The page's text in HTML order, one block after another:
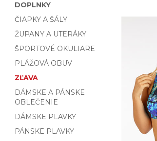
DOPLNKY
ČIAPKY A ŠÁLY
ŽUPANY A UTERÁKY
ŠPORTOVÉ OKULIARE
PLÁŽOVÁ OBUV
ZĽAVA
DÁMSKE A PÁNSKE
OBLEČENIE
DÁMSKE PLAVKY
PÁNSKE PLAVKY